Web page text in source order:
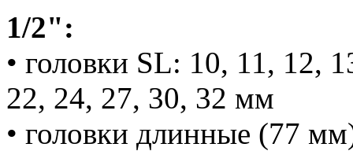
1/2":
• головки SL: 10, 11, 12,
22, 24, 27, 30, 32 мм
• головки длинные (77